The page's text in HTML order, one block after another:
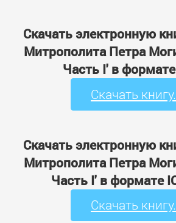
Скачать электронную
Митрополита Петра
Часть I' в формате
Скачать
Скачать электронную
Митрополита Петра
Часть I' в формате
Скачать